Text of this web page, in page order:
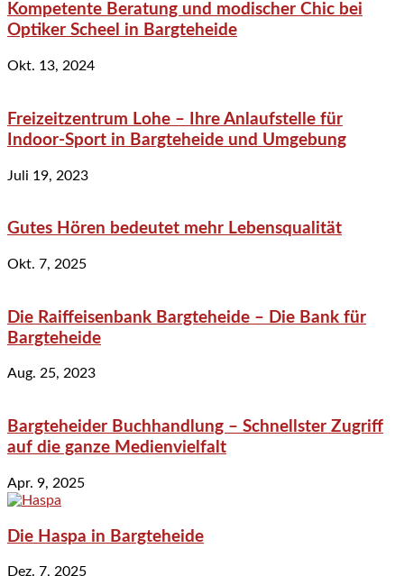
Kompetente Beratung und modischer Chic bei
Optiker Scheel in Bargteheide
Okt. 13, 2024
Freizeitzentrum Lohe – Ihre Anlaufstelle für
Indoor-Sport in Bargteheide und Umgebung
Juli 19, 2023
Gutes Hören bedeutet mehr Lebensqualität
Okt. 7, 2025
Die Raiffeisenbank Bargteheide – Die Bank für
Bargteheide
Aug. 25, 2023
Bargteheider Buchhandlung – Schnellster Zugriff
auf die ganze Medienvielfalt
Apr. 9, 2025
Die Haspa in Bargteheide
Dez. 7, 2025